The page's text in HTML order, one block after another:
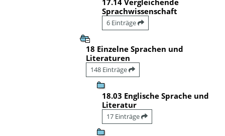
Sprachwissenschaft
6 Einträge
18 Einzelne Sprachen und
Literaturen
148 Einträge
18.03 Englische Sprache und
Literatur
17 Einträge